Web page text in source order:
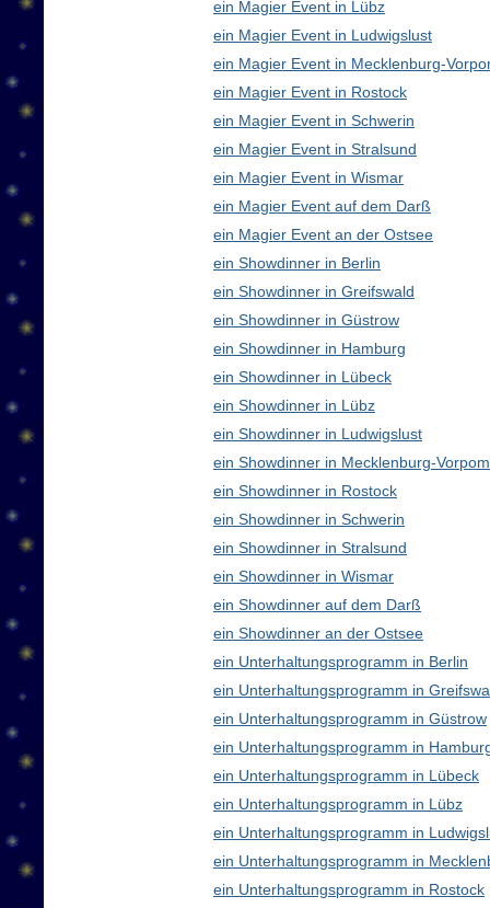
ein Magier Event in Lübz
ein Magier Event in Ludwigslust
ein Magier Event in Mecklenburg-
ein Magier Event in Rostock
ein Magier Event in Schwerin
ein Magier Event in Stralsund
ein Magier Event in Wismar
ein Magier Event auf dem Darß
ein Magier Event an der Ostsee
ein Showdinner in Berlin
ein Showdinner in Greifswald
ein Showdinner in Güstrow
ein Showdinner in Hamburg
ein Showdinner in Lübeck
ein Showdinner in Lübz
ein Showdinner in Ludwigslust
ein Showdinner in Mecklenburg-
ein Showdinner in Rostock
ein Showdinner in Schwerin
ein Showdinner in Stralsund
ein Showdinner in Wismar
ein Showdinner auf dem Darß
ein Showdinner an der Ostsee
ein Unterhaltungsprogramm in Berlin
ein Unterhaltungsprogramm in
ein Unterhaltungsprogramm in Güstrow
ein Unterhaltungsprogramm in
ein Unterhaltungsprogramm in Lübeck
ein Unterhaltungsprogramm in Lübz
ein Unterhaltungsprogramm in
ein Unterhaltungsprogramm in
ein Unterhaltungsprogramm in Rostock